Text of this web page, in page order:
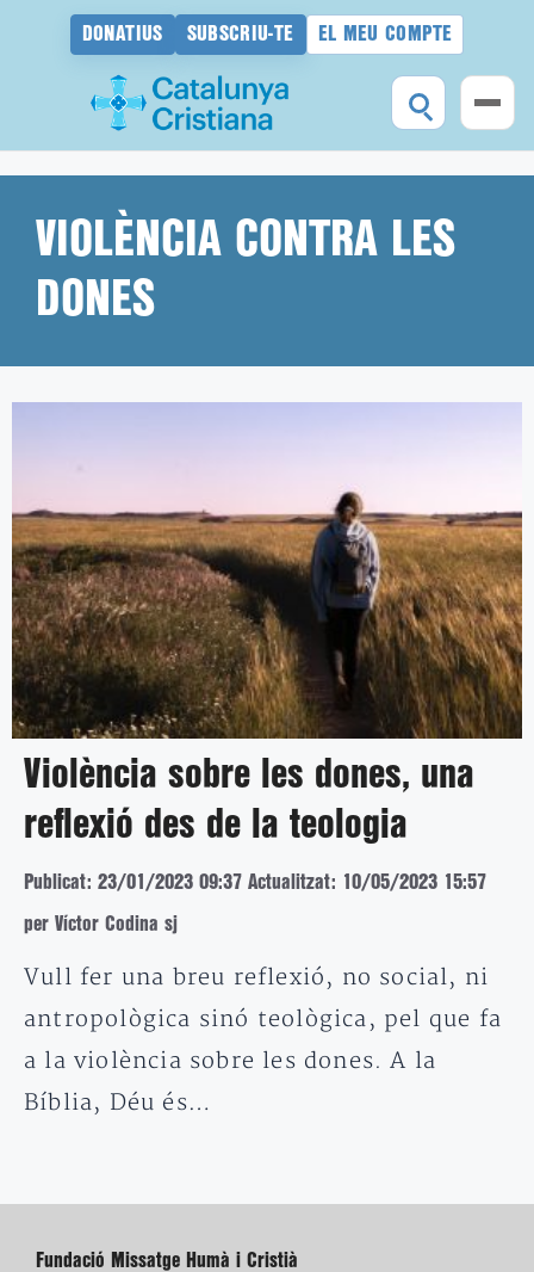
DONATIUS SUBSCRIU-TE EL MEU COMPTE
contingutVIOLÈNCIA CONTRA LES
DONES
Violència sobre les dones, una
reflexió des de la teologia
Publicat: 23/01/2023 09:37 Actualitzat: 10/05/2023 15:57
per Víctor Codina sj
Vull fer una breu reflexió, no social, ni
antropològica sinó teològica, pel que fa
a la violència sobre les dones. A la
Bíblia, Déu és…
Fundació Missatge Humà i Cristià